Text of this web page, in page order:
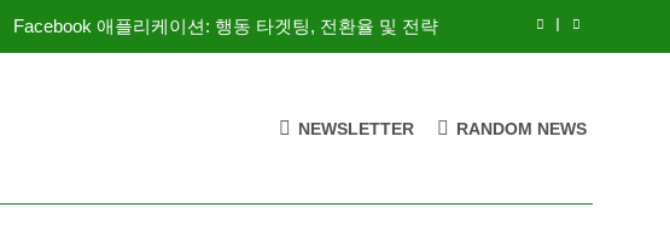
Facebook 애플리케이션: 행동 타겟팅, 전환율 및 전략
애플리케이션: 설득력 있는 콘텐츠, 리드 생성 및 참여
NEWSLETTER RANDOM NEWS